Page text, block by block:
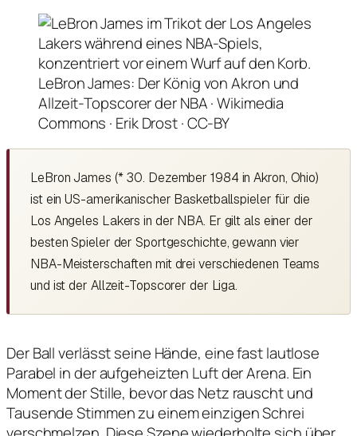
LeBron James: Der König von Akron und
Allzeit-Topscorer der NBA · Wikimedia
Commons · Erik Drost · CC-BY
LeBron James (* 30. Dezember 1984 in Akron, Ohio)
ist ein US-amerikanischer Basketballspieler für die
Los Angeles Lakers in der NBA. Er gilt als einer der
besten Spieler der Sportgeschichte, gewann vier
NBA-Meisterschaften mit drei verschiedenen Teams
und ist der Allzeit-Topscorer der Liga.
Der Ball verlässt seine Hände, eine fast lautlose
Parabel in der aufgeheizten Luft der Arena. Ein
Moment der Stille, bevor das Netz rauscht und
Tausende Stimmen zu einem einzigen Schrei